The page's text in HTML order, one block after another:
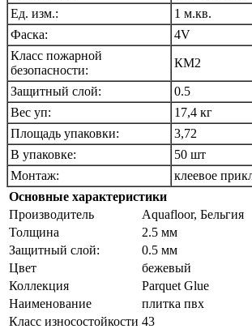
Ед. изм.:
1 м.кв.
Фаска:
4V
Класс пожарной
безопасности:
КМ2
Защитный слой:
0.5
Вес уп:
17,4 кг
Площадь упаковки:
3,72
В упаковке:
50 шт
Монтаж:
клеевое
Основные характеристики
Производитель
Aquafloor, Бельгия
Толщина
2.5 мм
Защитный слой:
0.5 мм
Цвет
бежевый
Коллекция
Parquet Glue
Наименование
плитка пвх
Класс износостойкости 43